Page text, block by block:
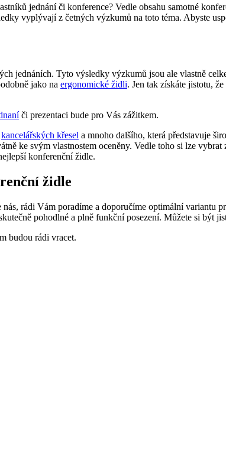
jednání či konference? Vedle obsahu samotné
vyplývají z četných výzkumů na toto téma. Abyste
jednáních. Tyto výsledky výzkumů jsou ale vlastně
jako na ergonomické židli. Jen tak získáte jistotu,
či prezentaci bude pro Vás zážitkem.
kancelářských křesel a mnoho dalšího, která představuje
ke svým vlastnostem oceněny. Vedle toho si lze
konferenční židle.
židle
rádi Vám poradíme a doporučíme optimální variantu
pohodlné a plně funkční posezení. Můžete si být
budou rádi vracet.